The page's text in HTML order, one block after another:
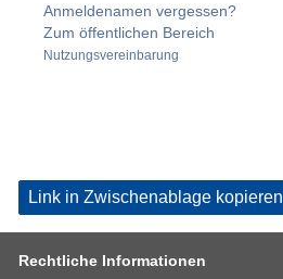
Anmeldenamen vergessen?
Zum öffentlichen Bereich
Nutzungsvereinbarung
Link in Zwischenablage kopieren
Rechtliche Informationen